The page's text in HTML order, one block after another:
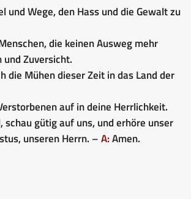
und Wege, den Hass und die Gewalt zu
die keinen Ausweg mehr
und Zuversicht.
die Mühen dieser Zeit in das Land der
auf in deine Herrlichkeit.
schau gütig auf uns, und erhöre unser
unseren Herrn. –A:Amen.